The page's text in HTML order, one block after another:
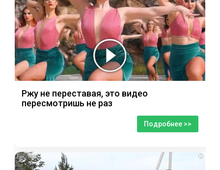
Ржу не переставая, это видео
пересмотришь не раз
Подробнее >>
i